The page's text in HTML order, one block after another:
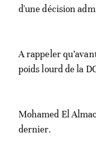
d'une décision
A rappeler
poids lourd de la
Mohamed El
dernier.